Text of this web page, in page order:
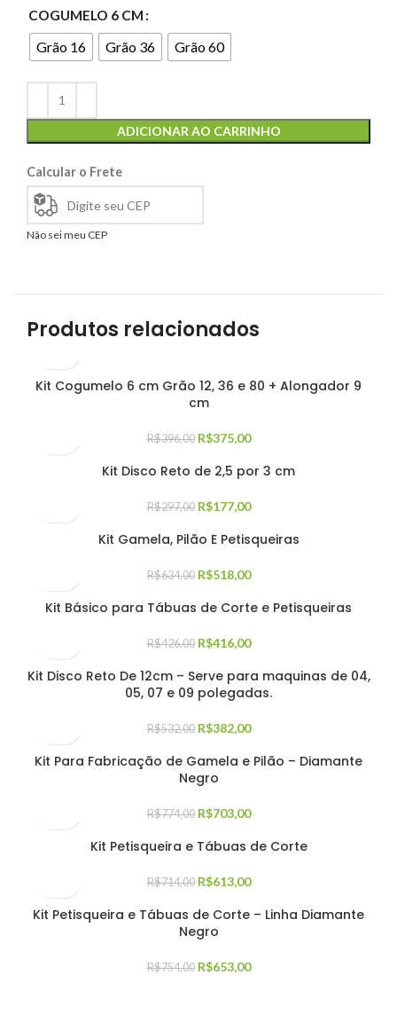
COGUMELO 6 CM
Grão 16 Grão 36 Grão 60
ADICIONAR AO CARRINHO
Calcular o Frete
Não sei meu CEP
Produtos relacionados
Kit Cogumelo 6 cm Grão 12, 36 e 80 + Alongador 9
cm
R$396,00 R$375,00
Kit Disco Reto de 2,5 por 3 cm
R$297,00 R$177,00
Kit Gamela, Pilão E Petisqueiras
R$634,00 R$518,00
Kit Básico para Tábuas de Corte e Petisqueiras
R$426,00 R$416,00
Kit Disco Reto De 12cm – Serve para maquinas de 04,
05, 07 e 09 polegadas.
R$532,00 R$382,00
Kit Para Fabricação de Gamela e Pilão – Diamante
Negro
R$774,00 R$703,00
Kit Petisqueira e Tábuas de Corte
R$714,00 R$613,00
Kit Petisqueira e Tábuas de Corte – Linha Diamante
Negro
R$754,00 R$653,00